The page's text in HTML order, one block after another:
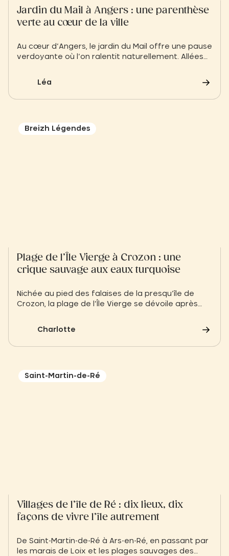
Jardin du Mail à Angers : une parenthèse
verte au cœur de la ville
Au cœur d’Angers, le jardin du Mail offre une pause
verdoyante où l’on ralentit naturellement. Allées
paisible invitent à découvrir la douceur angevine
Léa
Breizh Légendes
Plage de l’Île Vierge à Crozon : une
crique sauvage aux eaux turquoise
Nichée au pied des falaises de la presqu’île de
Crozon, la plage de l’Île Vierge se dévoile après
Finistère.
Charlotte
Saint-Martin-de-Ré
Villages de l’île de Ré : dix lieux, dix
façons de vivre l’île autrement
De Saint-Martin-de-Ré à Ars-en-Ré, en passant par
les marais de Loix et les plages sauvages des